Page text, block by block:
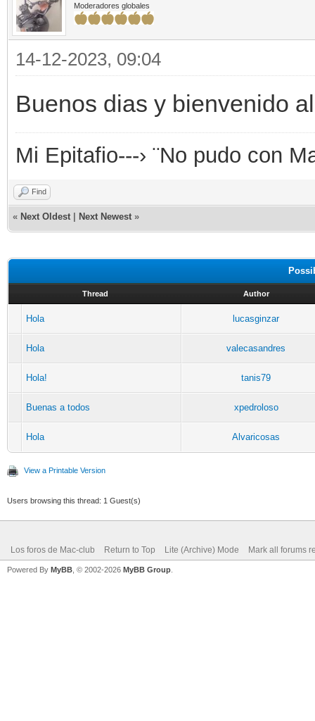
Moderadores globales
14-12-2023, 09:04
Buenos dias y bienvenido
Mi Epitafio---› ¨No pudo con
Find
« Next Oldest Next Newest »
Thread Author
Hola lucasginzar
Hola valecasandres
Hola! tanis79
Buenas a todos xpedroloso
Hola Alvaricosas
View a Printable Version
Users browsing this thread: 1 Guest(s)
Los foros de Mac-club Return to Top Lite (Archive) Mode Mark all forums
Powered By MyBB , © 2002-2026 MyBB Group